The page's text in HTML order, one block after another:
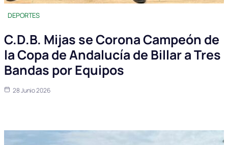
DEPORTES
C.D.B. Mijas se Corona Campeón de
la Copa de Andalucía de Billar a Tres
Bandas por Equipos
28 Junio 2026